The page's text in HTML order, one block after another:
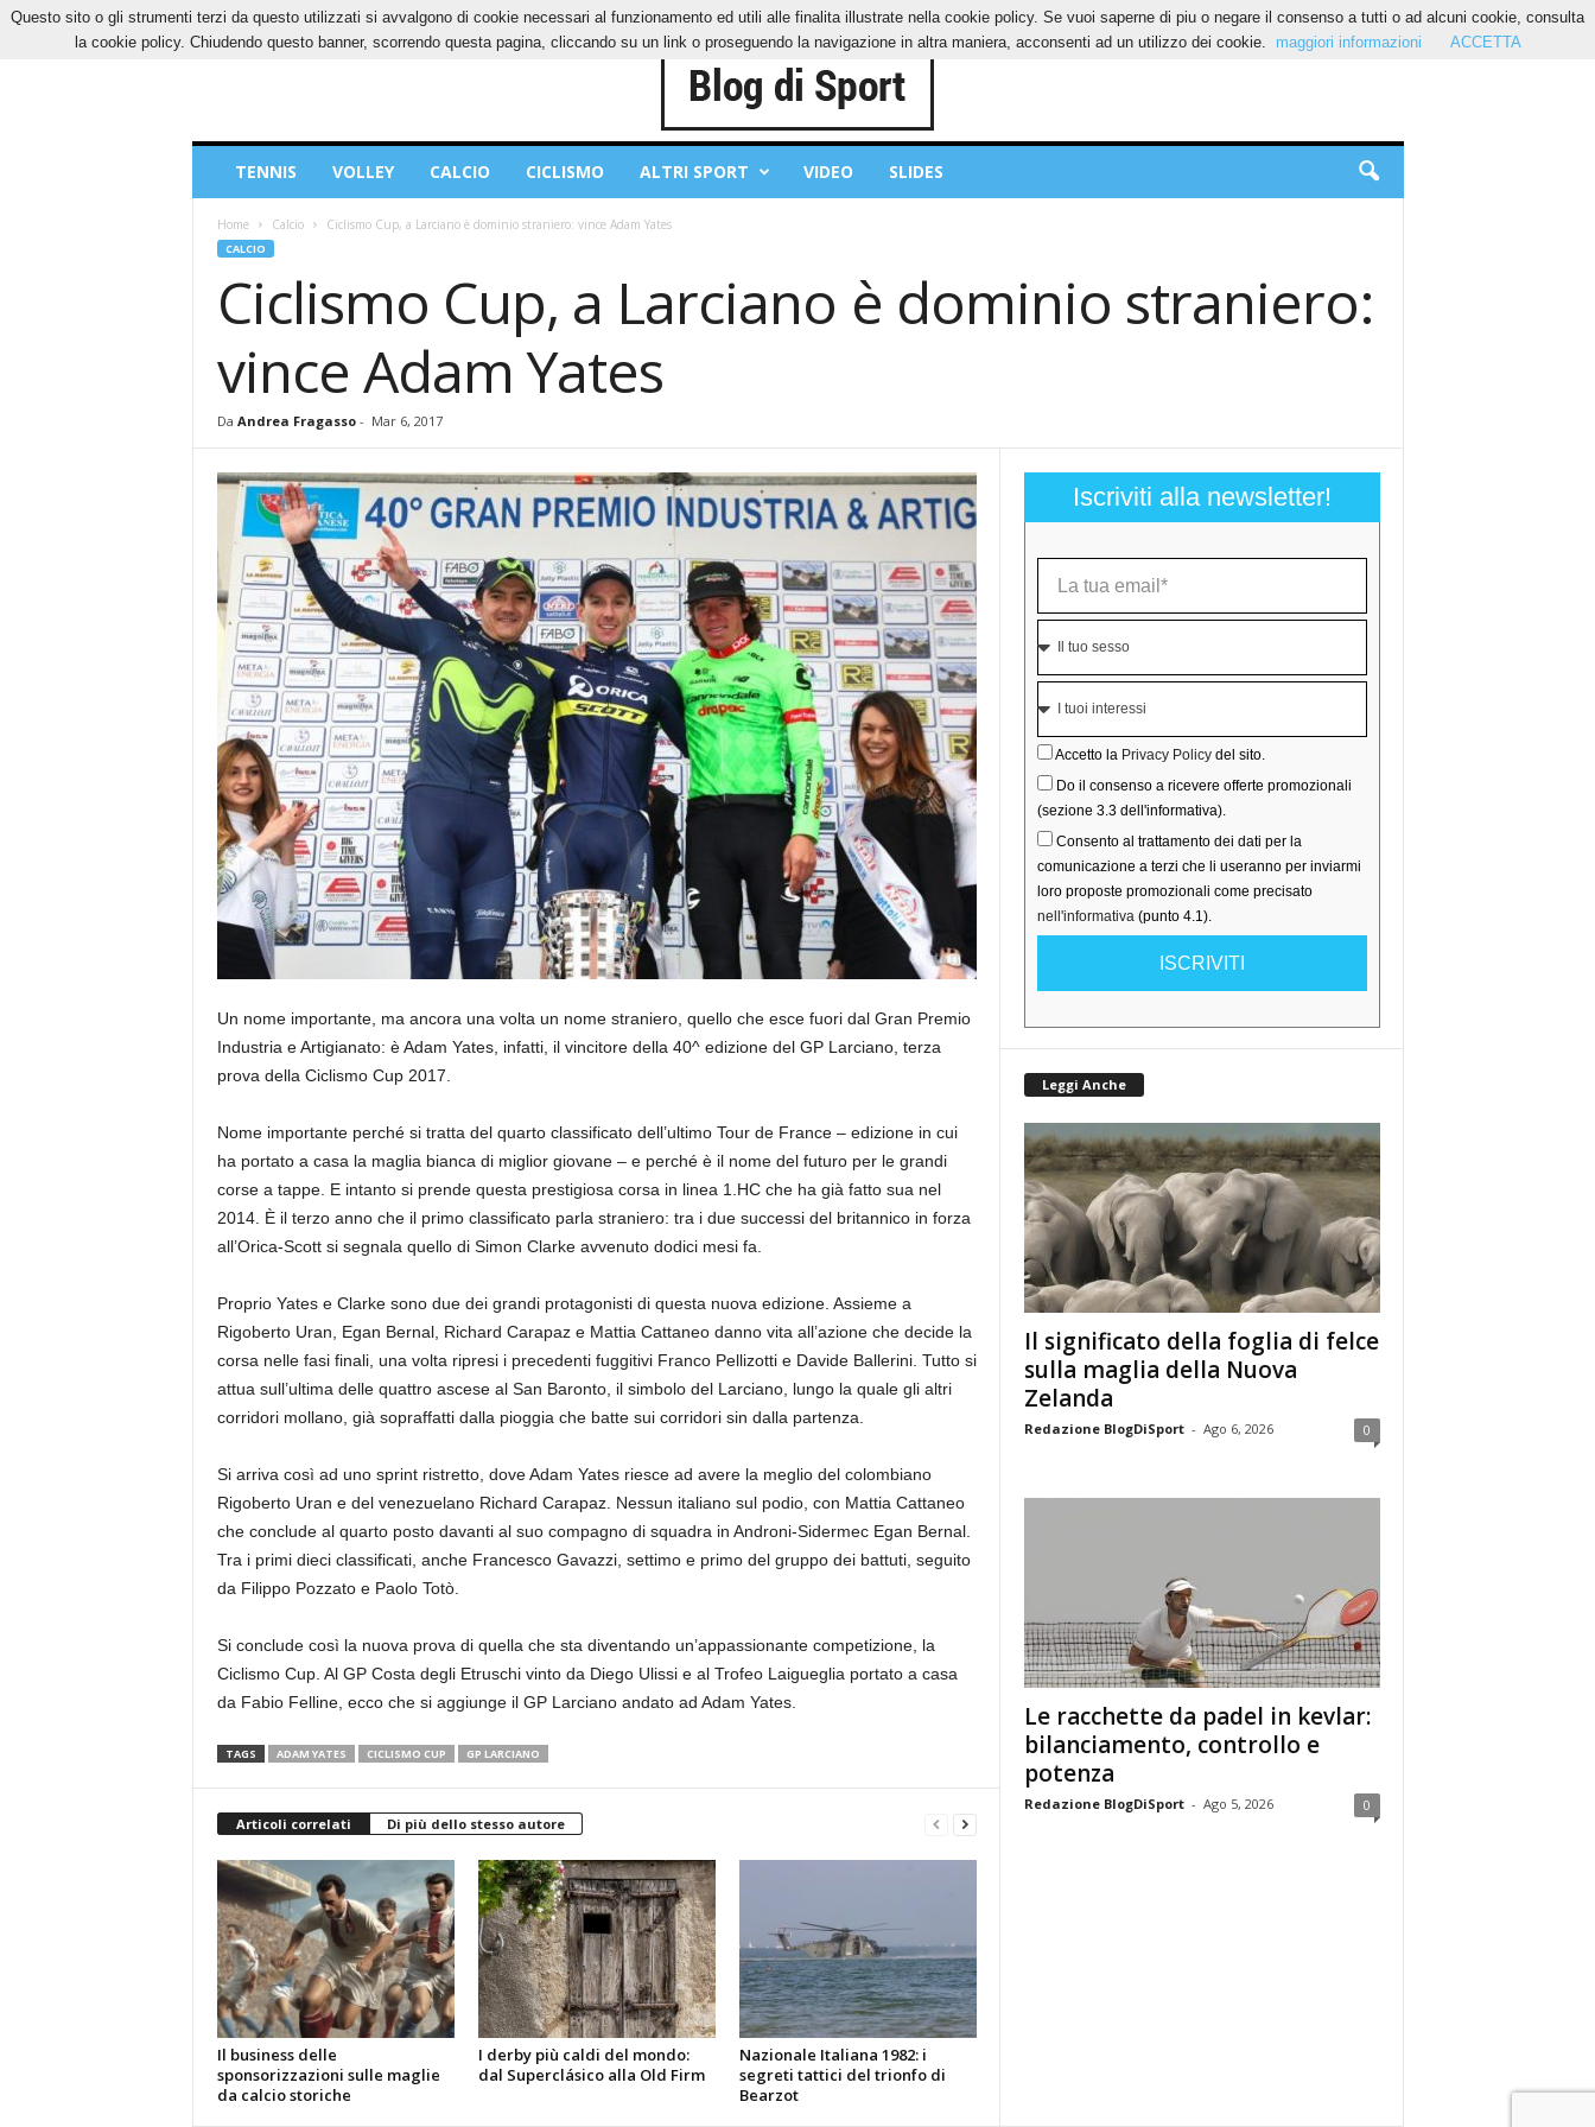
VENERDÌ, 7 AGOSTO 2026 CONTATTI COOKIES PRIVACY POLICY
Sport
TENNIS VOLLEY CALCIO CICLISMO ALTRI SPORT VIDEO SLIDES
Home Calcio Ciclismo Cup, a Larciano è dominio straniero: vince Adam Yates
CALCIO
Ciclismo Cup, a Larciano è dominio straniero:
vince Adam Yates
Da Andrea Fragasso- Mar 6, 2017
Un nome importante, ma ancora una volta un nome straniero, quello che esce fuori dal Gran Premio
Industria e Artigianato: è Adam Yates, infatti, il vincitore della 40^ edizione del GP Larciano, terza
prova della Ciclismo Cup 2017.
Nome importante perché si tratta del quarto classificato dell’ultimo Tour de France – edizione in cui
ha portato a casa la maglia bianca di miglior giovane – e perché è il nome del futuro per le grandi
corse a tappe. E intanto si prende questa prestigiosa corsa in linea 1.HC che ha già fatto sua nel
2014. È il terzo anno che il primo classificato parla straniero: tra i due successi del britannico in forza
all’Orica-Scott si segnala quello di Simon Clarke avvenuto dodici mesi fa.
Proprio Yates e Clarke sono due dei grandi protagonisti di questa nuova edizione. Assieme a
Rigoberto Uran, Egan Bernal, Richard Carapaz e Mattia Cattaneo danno vita all’azione che decide la
corsa nelle fasi finali, una volta ripresi i precedenti fuggitivi Franco Pellizotti e Davide Ballerini. Tutto si
attua sull’ultima delle quattro ascese al San Baronto, il simbolo del Larciano, lungo la quale gli altri
corridori mollano, già sopraffatti dalla pioggia che batte sui corridori sin dalla partenza.
Si arriva così ad uno sprint ristretto, dove Adam Yates riesce ad avere la meglio del colombiano
Rigoberto Uran e del venezuelano Richard Carapaz. Nessun italiano sul podio, con Mattia Cattaneo
che conclude al quarto posto davanti al suo compagno di squadra in Androni-Sidermec Egan Bernal.
Tra i primi dieci classificati, anche Francesco Gavazzi, settimo e primo del gruppo dei battuti, seguito
da Filippo Pozzato e Paolo Totò.
Si conclude così la nuova prova di quella che sta diventando un’appassionante competizione, la
Ciclismo Cup. Al GP Costa degli Etruschi vinto da Diego Ulissi e al Trofeo Laigueglia portato a casa
da Fabio Felline, ecco che si aggiunge il GP Larciano andato ad Adam Yates.
TAGS ADAM YATES CICLISMO CUP GP LARCIANO
Articoli correlati Di più dello stesso autore
Il business delle
sponsorizzazioni sulle maglie
da calcio storiche
I derby più caldi del mondo:
dal Superclásico alla Old Firm
Nazionale Italiana 1982: i
segreti tattici del trionfo di
Bearzot
Iscriviti alla newsletter!
Accetto la Privacy Policydel sito.
Do il consenso a ricevere offerte promozionali
(sezione 3.3 dell'informativa).
Consento al trattamento dei dati per la
comunicazione a terzi che li useranno per inviarmi
loro proposte promozionali come precisato
nell'informativa(punto 4.1).
ISCRIVITI
Leggi Anche
Il significato della foglia di felce
sulla maglia della Nuova
Zelanda
Redazione BlogDiSport - Ago 6, 2026 0
Le racchette da padel in kevlar:
bilanciamento, controllo e
potenza
Redazione BlogDiSport - Ago 5, 2026 0
Questo sito o gli strumenti terzi da questo utilizzati si avvalgono di cookie necessari al funzionamento ed utili alle finalita illustrate nella cookie policy. Se vuoi saperne di piu o negare il consenso a tutti o ad alcuni cookie, consulta
la cookie policy. Chiudendo questo banner, scorrendo questa pagina, cliccando su un link o proseguendo la navigazione in altra maniera, acconsenti ad un utilizzo dei cookie.
maggiori informazioni ACCETTA